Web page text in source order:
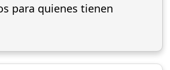
para quienes tienen